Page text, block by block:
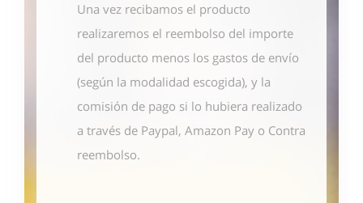
Una vez recibamos el producto
realizaremos el reembolso del importe
del producto menos los gastos de envío
(según la modalidad escogida), y la
comisión de pago si lo hubiera realizado
a través de Paypal, Amazon Pay o Contra
reembolso.